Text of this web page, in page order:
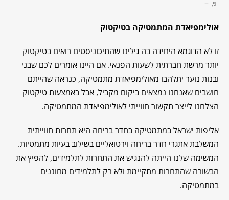
♬ –
אולימפיאדת המתמטיקה בטיקטוק
זו לא הדוגמא היחידה בה גילינו שהתיכוניסטים רואים בטיקטוק
יותר מרשת חברתית לשעות הפנאי. אם היינו אומרים לכם שבני
ובנות נוער יתלהבו מאולימפיאדת מתמטיקה, כנראה שהייתם
חושבים שאנחנו נמצאים ביקום מקביל, אבל באמצעות טיקטוק
הצלחנו לייצר תקשור חווייתי לאולימפיאדת המתמטיקה.
אליפות ישראל במתמטיקה בחדר בריחה היא תחרות חווייתית
המשלבת אתגרי חדר בריחה וירטואליים בשילוב בעיות מתמטיות.
המשימה שלנו הייתה להנגיש את התחרות לתלמידים, להפיץ את
הבשורה שהתחרות מתקיימת ולא רק לתלמידים מחוננים
במתמטיקה.